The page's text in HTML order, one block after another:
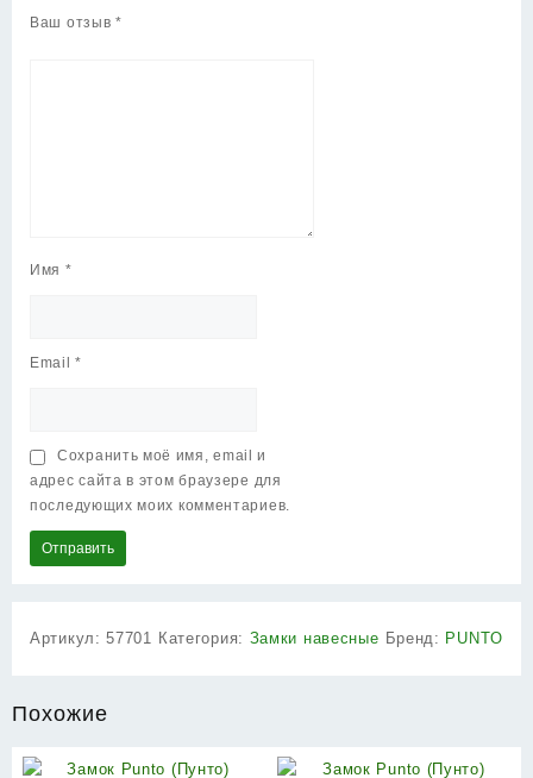
Ваш отзыв *
Имя *
Email*
Сохранить моё имя, email и
адрес сайта в этом браузере для
последующих моих комментариев.
Артикул:57701 Категория: Замки навесные Бренд: PUNTO
Похожие